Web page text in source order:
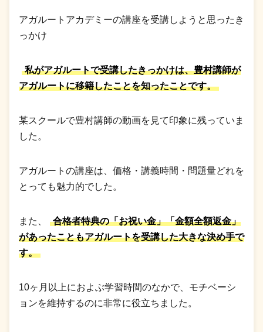
アガルートアカデミーの講座を受講しようと思ったき
っかけ
私がアガルートで受講したきっかけは、豊村講師が
アガルートに移籍したことを知ったことです。
某スクールで豊村講師の動画を見て印象に残っていま
した。
アガルートの講座は、価格・講義時間・問題量どれを
とっても魅力的でした。
また、
合格者特典の「お祝い金」「金額全額返金」
があったこともアガルートを受講した大きな決め手で
す。
10ヶ月以上におよぶ学習時間のなかで、モチベーシ
ョンを維持するのに非常に役立ちました。